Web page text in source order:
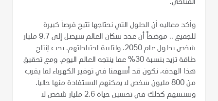
المناخي.
وأكد معاليه أن الحلول التي نحتاجها تتيح فرصاً كبيرة
للجميع .. موضحاً أن عدد سكان العالم سيصل إلى 9.7 مليار
شخص بحلول عام 2050، ولتلبية احتياجاتهم، يجب إنتاج
طاقة تزيد بنسبة 30% عما ينتجه العالم اليوم. ومع تحقيق
هذا الهدف، نكون قد أسهمنا في توفير الكهرباء لما يقرب
من 800 مليون شخص لا يمكنهم الاستفادة منها حالياً.
وسنسهم كذلك في تحسين حياة 2.6 مليار شخص لا